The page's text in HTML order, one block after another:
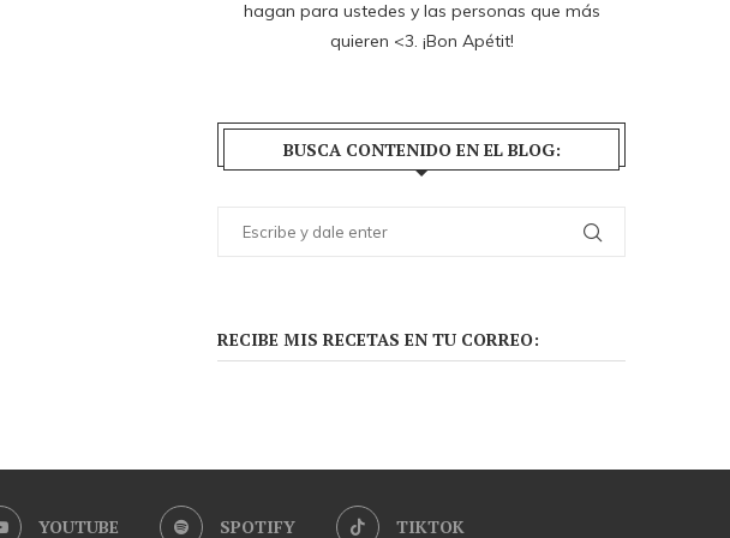
hagan para ustedes y las personas que más
quieren <3. ¡Bon Apétit!
BUSCA CONTENIDO EN EL BLOG:
RECIBE MIS RECETAS EN TU CORREO:
YOUTUBE SPOTIFY TIKTOK